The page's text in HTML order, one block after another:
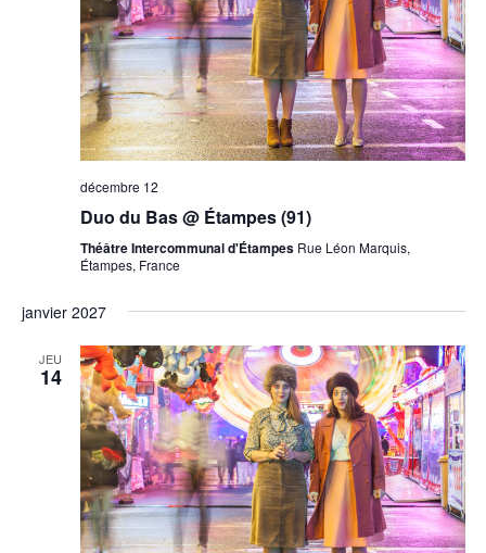
décembre 12
Duo du Bas @ Étampes (91)
Théâtre Intercommunal d'Étampes Rue Léon Marquis,
Étampes, France
janvier 2027
JEU
14